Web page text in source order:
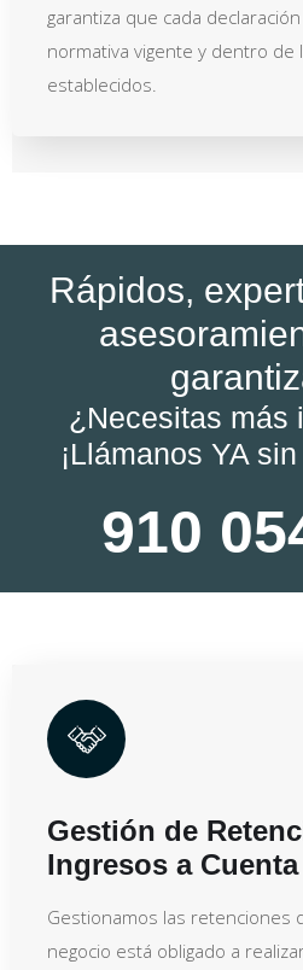
garantiza que cada
normativa vigente y dentro de
establecidos.
Rápidos,
¿Necesitas más
¡Llámanos YA
910
Gestión de
Ingresos a Cuenta
Gestionamos las retenciones
negocio está obligado a